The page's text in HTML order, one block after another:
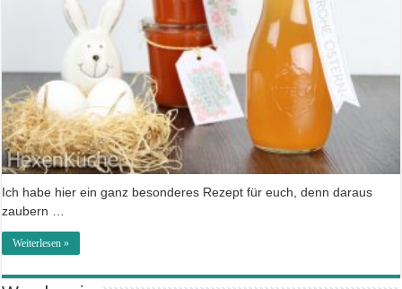
Ich habe hier ein ganz besonderes Rezept für euch, denn daraus
zaubern …
Weiterlesen »